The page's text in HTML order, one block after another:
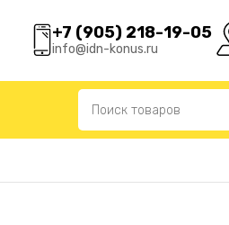
+7 (905) 218-19-05
info@idn-konus.ru